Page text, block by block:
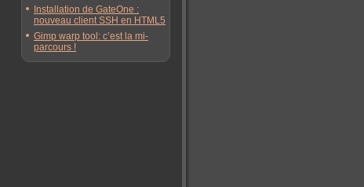
Installation de GateOne :
nouveau client SSH en HTML5
Gimp warp tool: c’est la mi-
parcours !